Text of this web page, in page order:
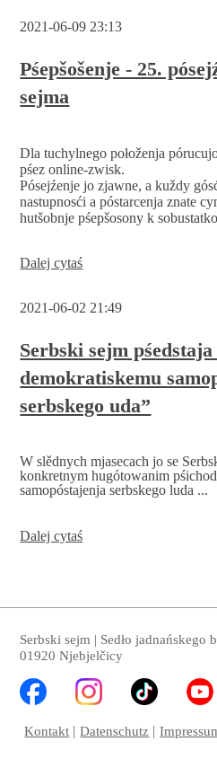
pśed
pśestawku
2021-06-09 23:13
Pśepšošenje - 25.
sejma
Dla tuchylnego połoženja
pśez online-zwisk.
Pósejźenje jo zjawne, a kuždy
nastupnosći a póstarcenja znate
hutšobnje pśepšosony k
Dalej cytaśPśepšošenje
pósejźenje
sejma
2021-06-02 21:49
Serbski sejm
demokratiskemu
serbskego uda”
W slědnych mjasecach jo se
konkretnym hugótowanim
samopóstajenja serbskego luda ...
Dalej cytaśSerbski
samopóstajenju
serbskego
uda”
Serbski sejm | Sedło jadnańskego
01920 Njebjelčicy
Kontakt Datenschutz